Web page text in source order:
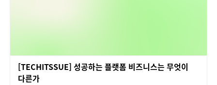
[TECHITSSUE] 성공하는 플랫폼 비즈니스는 무엇이
다른가